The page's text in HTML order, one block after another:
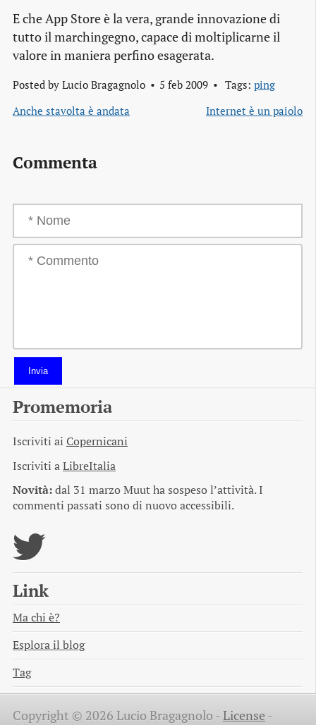
E che App Store è la vera, grande innovazione di
tutto il marchingegno, capace di moltiplicarne il
valore in maniera perfino esagerata.
Posted by Lucio Bragagnolo 5 feb 2009 Tags: ping
Anche stavolta è andata
Internet è un paiolo
Commenta
Invia
Promemoria
Iscriviti ai Copernicani
Iscriviti aLibreItalia
Novità:dal 31 marzo Muut ha sospeso l’attività. I
commenti passati sono di nuovo accessibili.
Link
Ma chi è?
Esplora il blog
Tag
Copyright © 2026 Lucio Bragagnolo -License -